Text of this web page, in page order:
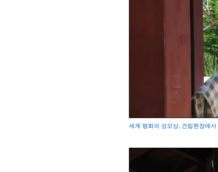
세계 평화의 성모상, 건립현장에